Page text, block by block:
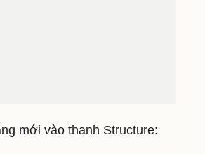
mới vào thanh Structure: